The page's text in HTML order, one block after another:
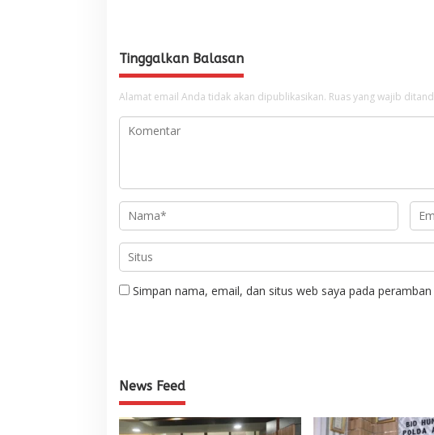
Tinggalkan Balasan
Alamat email Anda tidak akan dipublikasikan. Ruas yang wajib
Simpan nama, email, dan situs web saya pada
News Feed